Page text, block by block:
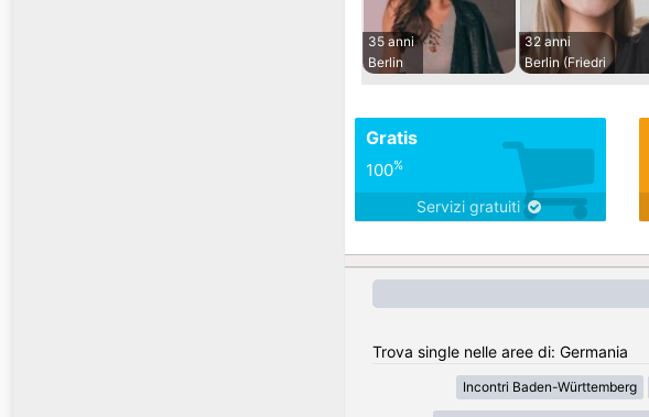
35 anni
Berlin
32 anni
Berlin (Friedri
Gratis
100%
Servizi gratuiti
Trova single nelle aree di: Germania
Incontri Baden-Württemberg